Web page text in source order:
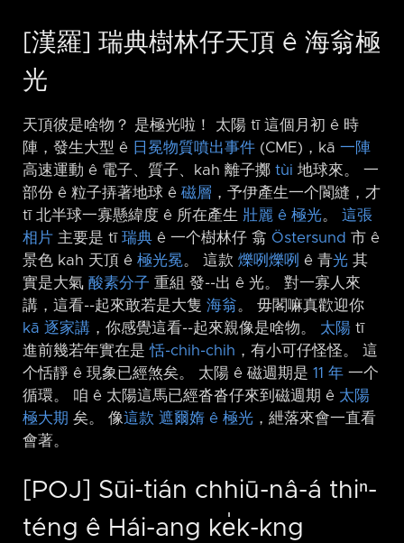
[漢羅] 瑞典樹林仔天頂 ê 海翁極
光
天頂彼是啥物？ 是極光啦！ 太陽 tī 這個月初 ê 時
陣，發生大型 ê 日冕物質噴出事件 (CME)，kā 一陣
高速運動 ê 電子、質子、kah 離子擲 tùi 地球來。 一
部份 ê 粒子挵著地球 ê 磁層 ，予伊產生一个閬縫，才
tī 北半球一寡懸緯度 ê 所在產生 壯麗 ê 極光。 這張
相片 主要是 tī 瑞典 ê 一个樹林仔 翕 Östersund 市 ê
景色 kah 天頂 ê 極光冕。 這款 爍咧爍咧 ê 青光 其
實是大氣 酸素分子 重組 發-⁠-出 ê 光。 對一寡人來
講，這看-⁠-起來敢若是大隻 海翁。 毋閣嘛真歡迎你
kā 逐家講 ，你感覺這看-⁠-起來親像是啥物。 太陽 tī
進前幾若年實在是恬-chih-chih ，有小可仔怪怪。 這
个恬靜 ê 現象已經煞矣。 太陽 ê 磁週期是 11 年 一个
循環。 咱 ê 太陽這馬已經沓沓仔來到磁週期 ê 太陽
極大期 矣。 像這款 遮爾媠 ê 極光 ，紲落來會一直看
會著。
[POJ] Sūi-tián chhiū-nâ-á thiⁿ-
téng ê Hái-ang ke̍k-kng